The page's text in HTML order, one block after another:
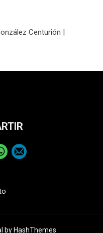
Centurión |
by HashThemes